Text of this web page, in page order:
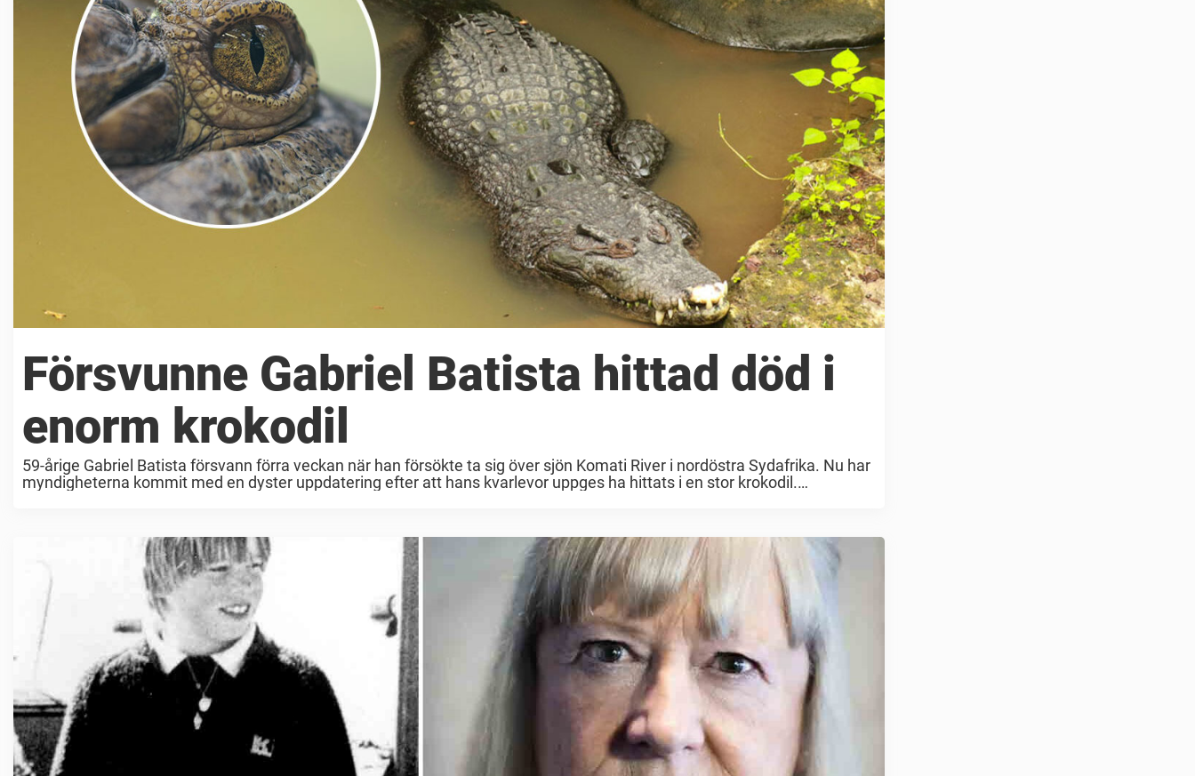
Försvunne Gabriel Batista hittad död i
enorm krokodil
59-årige Gabriel Batista försvann förra veckan när han försökte ta sig över sjön Komati River i nordöstra Sydafrika. Nu har
myndigheterna kommit med en dyster uppdatering efter att hans kvarlevor uppges ha hittats i en stor krokodil.